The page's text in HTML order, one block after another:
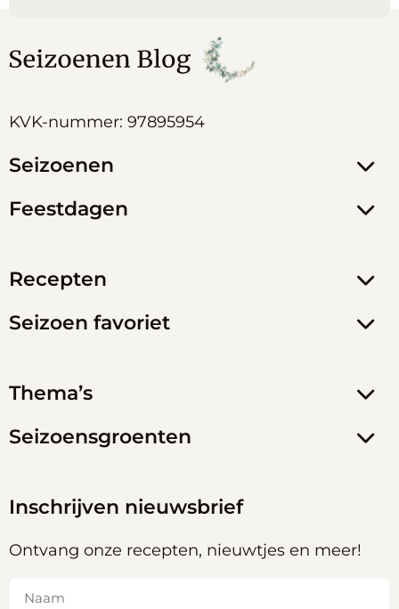
KVK-nummer: 97895954
Seizoenen
Feestdagen
Recepten
Seizoen favoriet
Thema’s
Seizoensgroenten
Inschrijven nieuwsbrief
Ontvang onze recepten, nieuwtjes en meer!
(Vereist)